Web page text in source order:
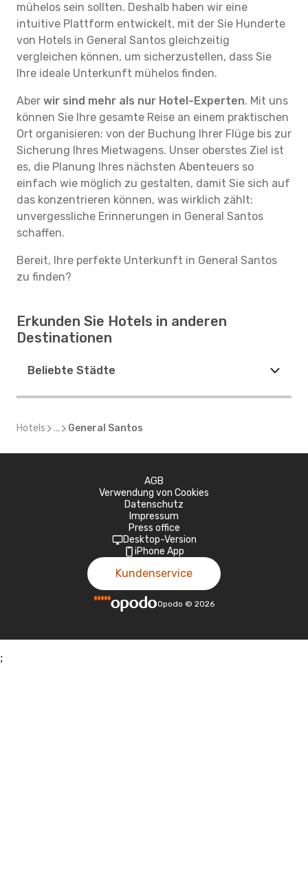
mühelos sein sollten. Deshalb haben wir eine
intuitive Plattform entwickelt, mit der Sie Hunderte
von Hotels in General Santos gleichzeitig
vergleichen können, um sicherzustellen, dass Sie
Ihre ideale Unterkunft mühelos finden.
Aber wir sind mehr als nur Hotel-Experten. Mit uns
können Sie Ihre gesamte Reise an einem praktischen
Ort organisieren: von der Buchung Ihrer Flüge bis zur
Sicherung Ihres Mietwagens. Unser oberstes Ziel ist
es, die Planung Ihres nächsten Abenteuers so
einfach wie möglich zu gestalten, damit Sie sich auf
das konzentrieren können, was wirklich zählt:
unvergessliche Erinnerungen in General Santos
schaffen.
Bereit, Ihre perfekte Unterkunft in General Santos
zu finden?
Erkunden Sie Hotels in anderen
Destinationen
Beliebte Städte
Hotels ... General Santos
AGB
Verwendung von Cookies
Datenschutz
Impressum
Press office
Desktop-Version
iPhone App
Kundenservice
Opodo © 2026
;